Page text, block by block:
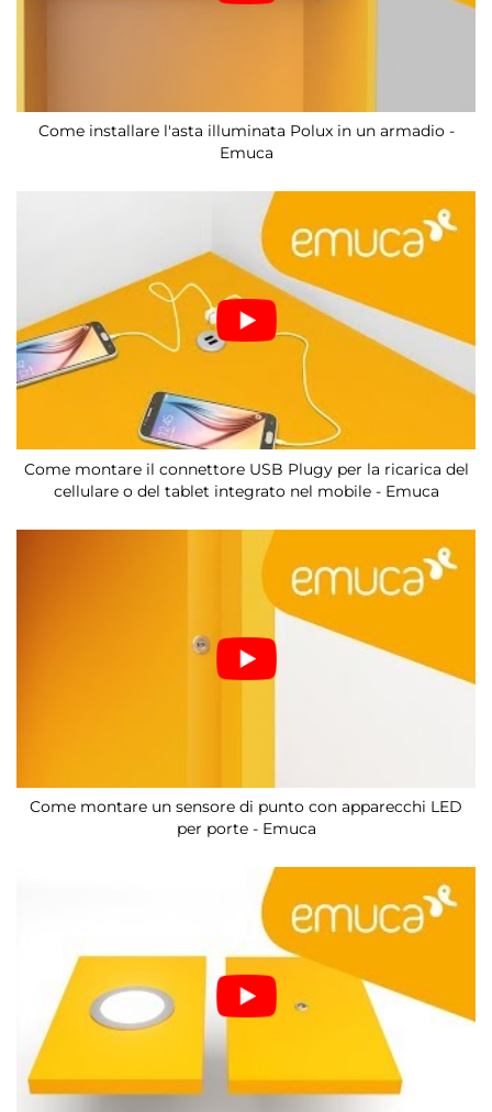
Come installare l'asta illuminata Polux in un armadio -
Emuca
Come montare il connettore USB Plugy per la ricarica del
cellulare o del tablet integrato nel mobile - Emuca
Come montare un sensore di punto con apparecchi LED
per porte - Emuca